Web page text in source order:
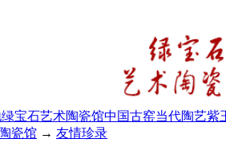
绿宝石艺术陶瓷馆中国古窑当代陶艺紫
瓷馆 → 友情珍录